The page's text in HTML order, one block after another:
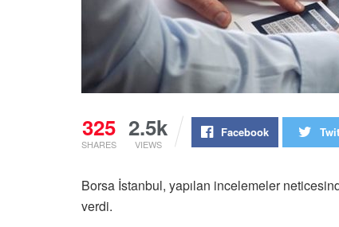
325
SHARES
2.5k
VIEWS
Facebook
Borsa İstanbul, yapılan incelemeler
verdi.